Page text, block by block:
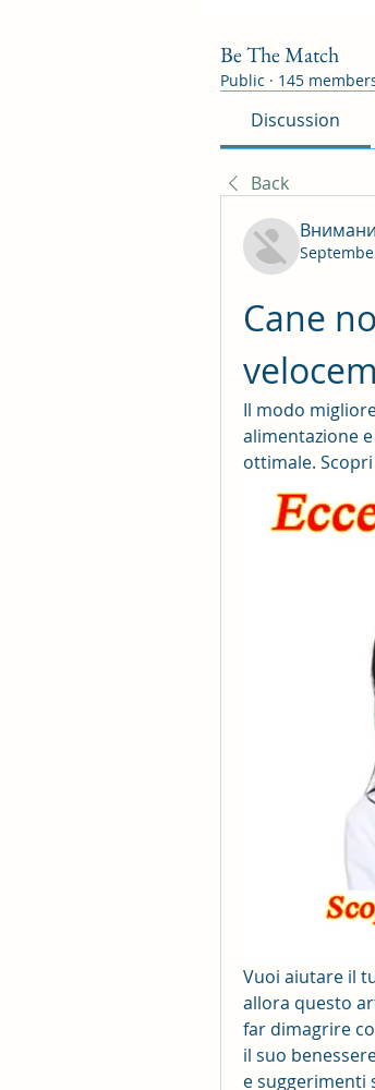
Be The Match
Public · 145
Discussion
Back
Cane
Il modo
alimentazione
ottimale.
Vuoi aiutare il
allora questo
far dimagrire
il suo
e suggerimenti